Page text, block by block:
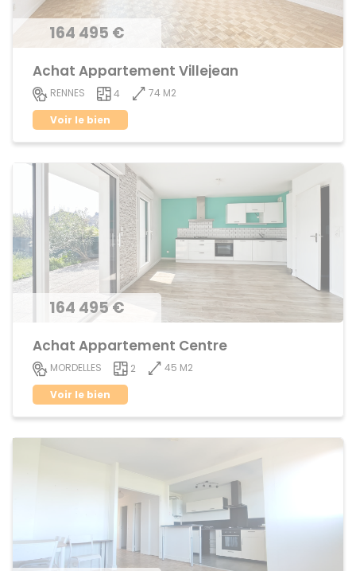
164 495 €
Achat Appartement Villejean
RENNES 4
74 M2
Voir le bien
164 495 €
Achat Appartement Centre
MORDELLES 2
45 M2
Voir le bien